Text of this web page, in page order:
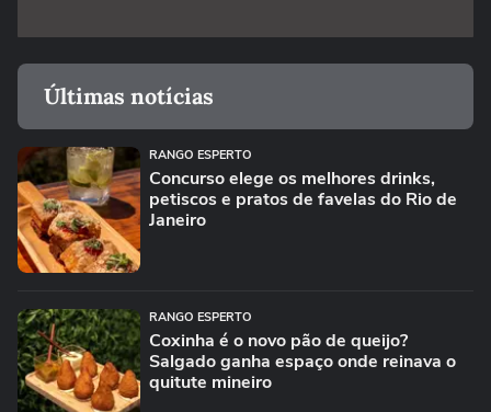
Últimas notícias
RANGO ESPERTO
Concurso elege os melhores drinks,
petiscos e pratos de favelas do Rio de
Janeiro
RANGO ESPERTO
Coxinha é o novo pão de queijo?
Salgado ganha espaço onde reinava o
quitute mineiro